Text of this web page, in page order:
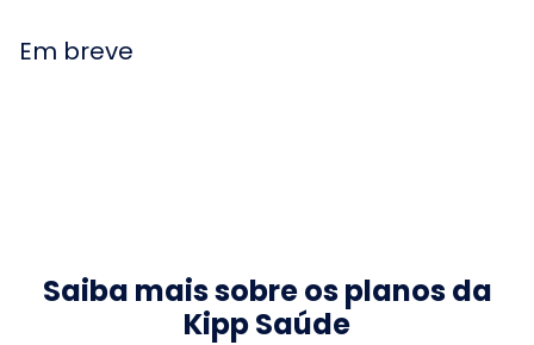
Em breve
Saiba mais sobre os planos da
Kipp Saúde